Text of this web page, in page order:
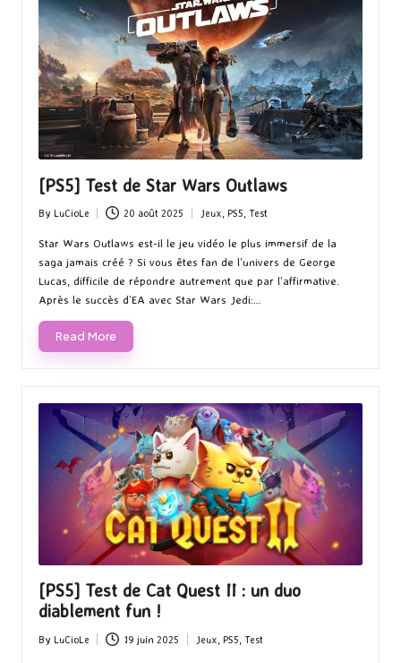
[PS5] Test de Star Wars Outlaws
Posted
by
By LuCioLe 20 août 2025
Posted
in
Jeux, PS5, Test
Star Wars Outlaws est-il le jeu vidéo le plus immersif de la
saga jamais créé ? Si vous êtes fan de l’univers de George
Lucas, difficile de répondre autrement que par l’affirmative.
Après le succès d’EA avec Star Wars Jedi:…
Read More
[PS5] Test de Cat Quest II : un duo
diablement fun !
Posted
By LuCioLe 19 juin 2025
Posted
Jeux, PS5, Test